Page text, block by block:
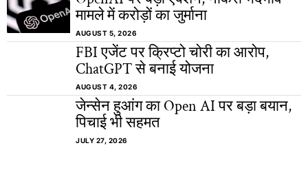
मामले में करोड़ों का जुर्माना
AUGUST 5, 2026
FBI एजेंट पर क्रिप्टो चोरी का आरोप,
ChatGPT से बनाई योजना
AUGUST 4, 2026
जेन्सेन हुआंग का Open AI पर बड़ा बयान,
पिचाई भी सहमत
JULY 27, 2026